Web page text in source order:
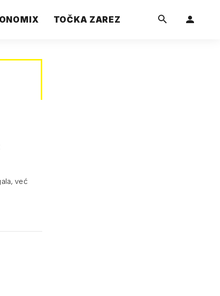
TOČKA ZAREZ
već